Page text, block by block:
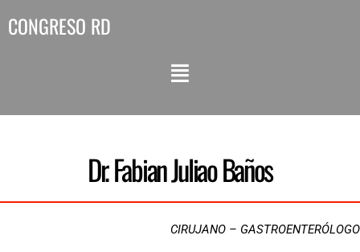
CONGRESO RD
Dr. Fabian Juliao Baños
CIRUJANO – GASTROENTERÓLOGO